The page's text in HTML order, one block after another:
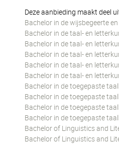
Deze aanbieding maakt deel
Bachelor in de wijsbegeerte
Bachelor in de taal- en
Bachelor in de taal- en
Bachelor in de taal- en
Bachelor in de taal- en
Bachelor in de taal- en
Bachelor in de toegepaste
Bachelor in de toegepaste
Bachelor in de toegepaste
Bachelor in de toegepaste
Bachelor of Linguistics and
Bachelor of Linguistics and